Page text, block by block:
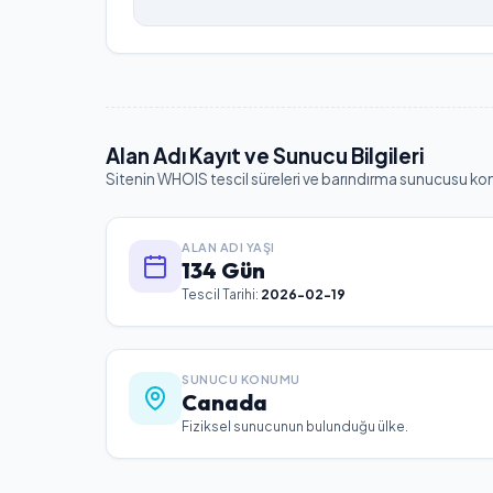
Alan Adı Kayıt ve Sunucu Bilgileri
Sitenin WHOIS tescil süreleri ve barındırma sunucusu
ALAN ADI YAŞI
134 Gün
Tescil Tarihi: 2026-02-19
SUNUCU KONUMU
Canada
Fiziksel sunucunun bulunduğu ülke.